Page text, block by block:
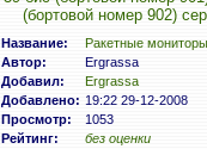
Название:
Ракетные
Автор:
Ergrassa
Добавил:
Ergrassa
Добавлено: 19:22 29-12-2008
Просмотр:
1053
Рейтинг:
без оценки